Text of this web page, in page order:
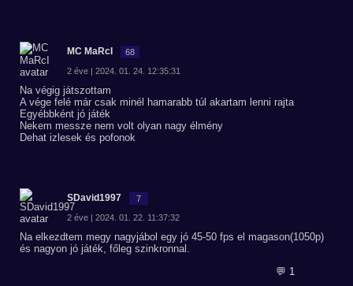
MC MaRcI 68
2 éve | 2024. 01. 24. 12:35:31
Na végig játszottam
A vége felé már csak minél hamarabb túl akartam lenni rajta
Egyébbként jó játék
Nekem messze nem volt olyan nagy élmény
Dehat izlesek és pofonok
SDavid1997 7
2 éve | 2024. 01. 22. 11:37:32
Na elkezdtem megy nagyjábol egy jó 45-50 fps el magason(1050p)
és nagyon jó játék, főleg szinkronnal.
💬 1